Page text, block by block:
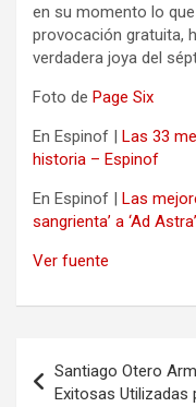
en su momento lo
provocación gratuita,
verdadera joya del
Foto de Page Six
En Espinof | Las 33
historia – Espinof
En Espinof | Las
sangrienta’ a ‘Ad
Ver fuente
de
Santiago Otero
Exitosas Utilizadas